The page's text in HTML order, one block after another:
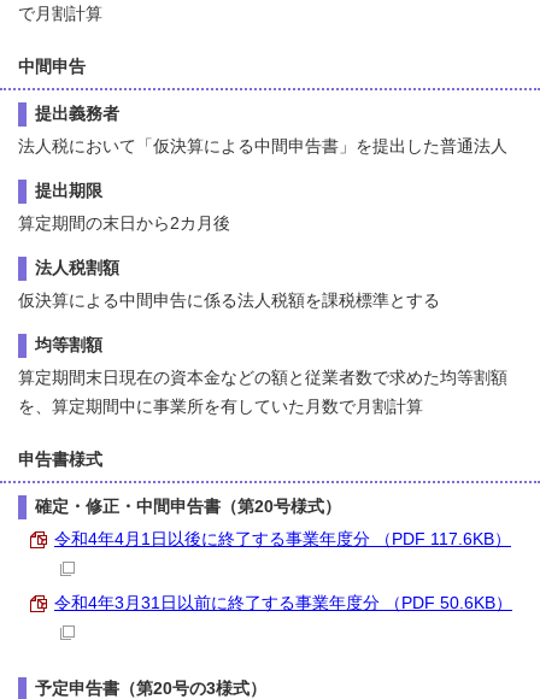
で月割計算
中間申告
提出義務者
法人税において「仮決算による中間申告書」を提出した普通法人
提出期限
算定期間の末日から2カ月後
法人税割額
仮決算による中間申告に係る法人税額を課税標準とする
均等割額
算定期間末日現在の資本金などの額と従業者数で求めた均等割額
を、算定期間中に事業所を有していた月数で月割計算
申告書様式
確定・修正・中間申告書（第20号様式）
令和4年4月1日以後に終了する事業年度分 （PDF 117.6KB）
令和4年3月31日以前に終了する事業年度分 （PDF 50.6KB）
予定申告書（第20号の3様式）